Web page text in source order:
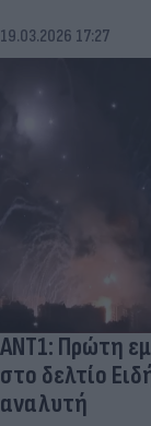
19.03.2026 17:27
ΑΝΤ1: Πρώτη
στο δελτίο
αναλυτή